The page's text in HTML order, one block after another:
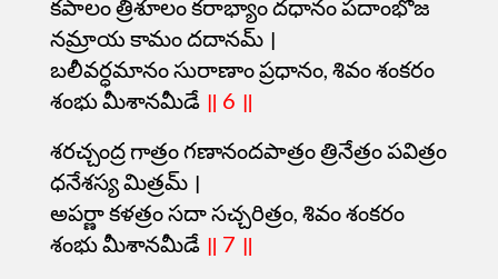
కపాలం త్రిశూలం కరాభ్యాం దధానం పదాంభోజ
నమ్రాయ కామం దదానమ్ ।
బలీవర్ధమానం సురాణాం ప్రధానం, శివం శంకరం
శంభు మీశానమీడే ॥ 6 ॥
శరచ్చంద్ర గాత్రం గణానందపాత్రం త్రినేత్రం పవిత్రం
ధనేశస్య మిత్రమ్ ।
అపర్ణా కళత్రం సదా సచ్చరిత్రం, శివం శంకరం
శంభు మీశానమీడే ॥ 7 ॥